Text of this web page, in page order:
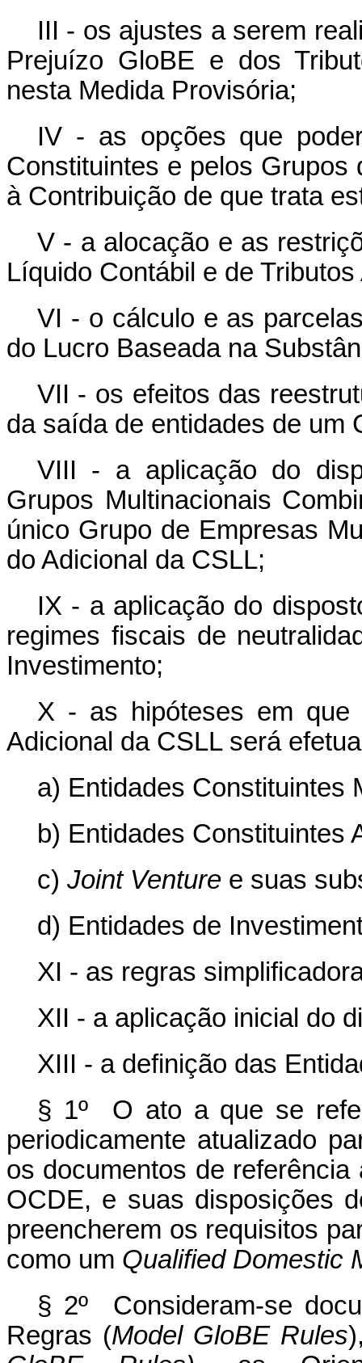
III - os ajustes a serem
Prejuízo GloBE e dos
nesta Medida Provisória;
IV - as opções que
Constituintes e pelos Grupos
à Contribuição de que trata
V - a alocação e as
Líquido Contábil e de
VI - o cálculo e as
do Lucro Baseada na
VII - os efeitos das
da saída de entidades de um
VIII - a aplicação do
Grupos Multinacionais
único Grupo de Empresas
do Adicional da CSLL;
IX - a aplicação do
regimes fiscais de
Investimento;
X - as hipóteses em
Adicional da CSLL será
a) Entidades Constituintes
b) Entidades Constituintes
c) Joint Venturee suas
d) Entidades de
XI - as regras
XII - a aplicação inicial do
XIII - a definição das
§ 1º O ato a que se
periodicamente atualizado
os documentos de
OCDE, e suas disposições
preencherem os requisitos
como um Qualified Domestic
§ 2º Consideram-se
Regras (Model GloBE Rules